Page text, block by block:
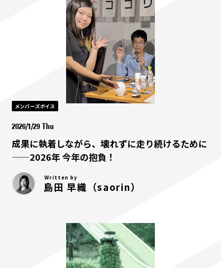
メンバーズボイス
2026/1/29 Thu
成果に執着しながら、壊れずに走り続けるために
——2026年 今年の抱負！
Written by
島田 早織（saorin）